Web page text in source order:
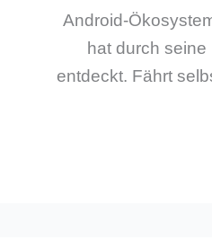
Android-
hat durch
entdeckt. Fährt